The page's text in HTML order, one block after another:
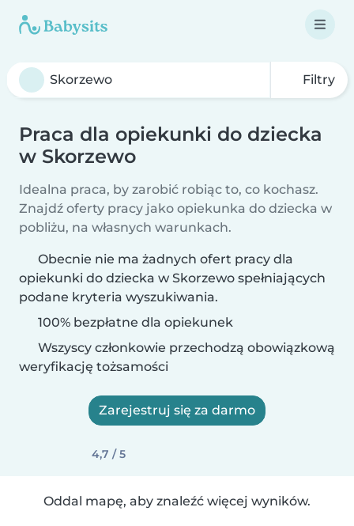
Filtry
Praca dla opiekunki do dziecka
w Skorzewo
Idealna praca, by zarobić robiąc to, co kochasz.
Znajdź oferty pracy jako opiekunka do dziecka w
pobliżu, na własnych warunkach.
Obecnie nie ma żadnych ofert pracy dla
opiekunki do dziecka w Skorzewo spełniających
podane kryteria wyszukiwania.
100% bezpłatne dla opiekunek
Wszyscy członkowie przechodzą obowiązkową
weryfikację tożsamości
Zarejestruj się za darmo
4,7 / 5
Oddal mapę, aby znaleźć więcej wyników.